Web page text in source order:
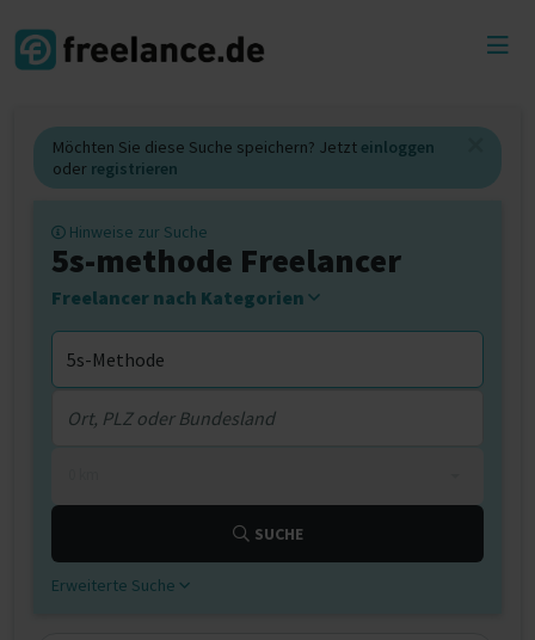
Möchten Sie diese Suche speichern? Jetzt einloggen
oder registrieren
Hinweise zur Suche
5s-methode Freelancer
Freelancer nach Kategorien
SUCHE
Erweiterte Suche